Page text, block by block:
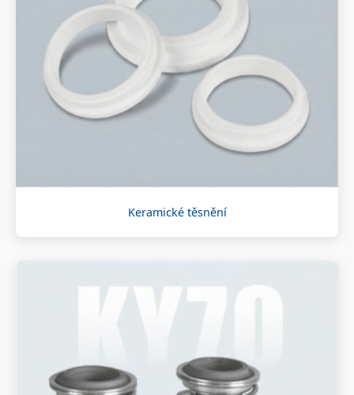
Keramické těsnění